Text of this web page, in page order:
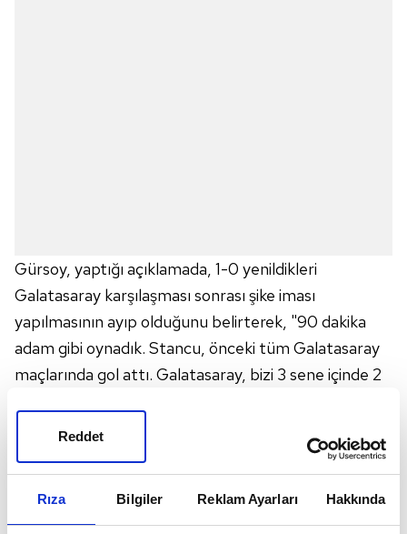
Rıza Bilgiler Reklam Ayarları Hakkında
Reddet
Gürsoy, yaptığı açıklamada, 1-0 yenildikleri
Galatasaray karşılaşması sonrası şike iması
yapılmasının ayıp olduğunu belirterek, "90 dakika
adam gibi oynadık. Stancu, önceki tüm Galatasaray
maçlarında gol attı. Galatasaray, bizi 3 sene içinde 2
şerefsizdir. Yasal başvuru hakkımızı saklı tuttuğumuz
İddiaların takdirini, kamuoyuna bıraktıklarını söyleyen